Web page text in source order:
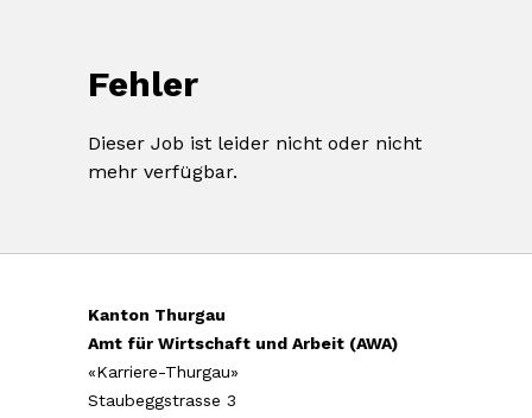
Fehler
Dieser Job ist leider nicht oder nicht
mehr verfügbar.
Kanton Thurgau
Amt für Wirtschaft und Arbeit (AWA)
«Karriere-Thurgau»
Staubeggstrasse 3